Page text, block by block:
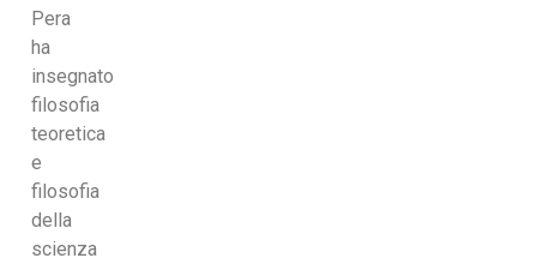
Pera
ha
insegnato
filosofia
teoretica
e
filosofia
della
scienza